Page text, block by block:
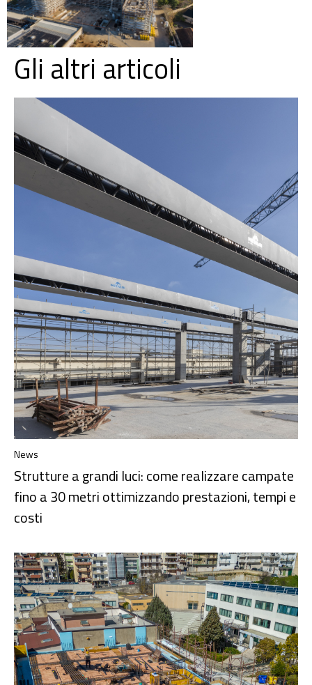
Gli altri articoli
News
Strutture a grandi luci: come realizzare campate
fino a 30 metri ottimizzando prestazioni, tempi e
costi